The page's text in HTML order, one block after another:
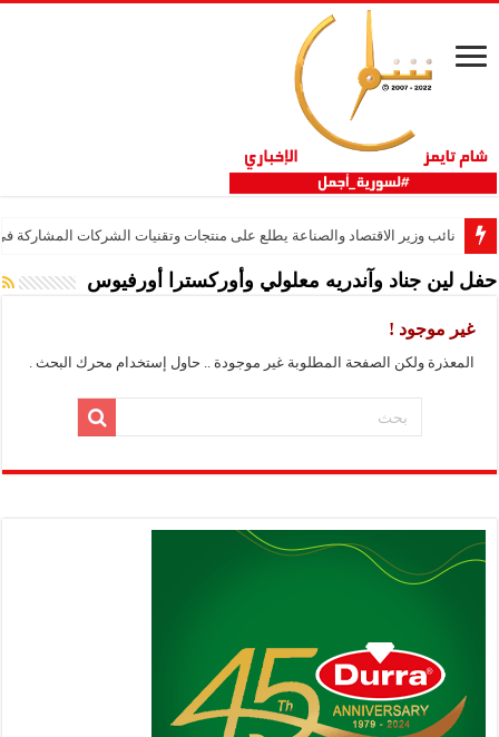
نائب وزير الاقتصاد والصناعة يطلع على منتجات وتقنيات الشركات المشاركة في
حفل لين جناد وآندريه معلولي وأوركسترا أورفيوس
غير موجود !
المعذرة ولكن الصفحة المطلوبة غير موجودة .. حاول إستخدام محرك البحث .